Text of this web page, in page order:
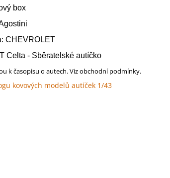
box
CHEVROLET
Celta - Sběratelské autíčko
k časopisu o autech. Viz obchodní podmínky.
kovových modelů autíček 1/43